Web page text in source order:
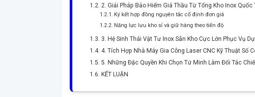
2. Giải Pháp Bảo Hiểm Giá Thầu Từ Tổng Kho Inox Quốc
Ký kết hợp đồng nguyên tắc cố định đơn giá
Năng lực lưu kho sỉ và giữ hàng theo tiến độ
3. Hệ Sinh Thái Vật Tư Inox Sẵn Kho Cực Lớn Phục Vụ
4. Tích Hợp Nhà Máy Gia Công Laser CNC Kỹ Thuật Số
5. Những Đặc Quyền Khi Chọn Tứ Minh Làm Đối Tác
KẾT LUẬN